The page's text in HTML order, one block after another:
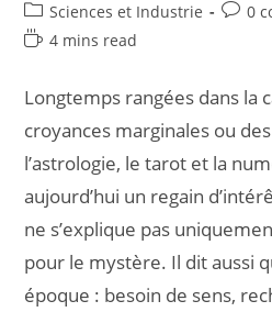
Sciences et Industrie
0
4 mins read
Longtemps rangées dans la
croyances marginales ou
l’astrologie, le tarot et la
aujourd’hui un regain
ne s’explique pas
pour le mystère. Il dit aussi
époque : besoin de sens,